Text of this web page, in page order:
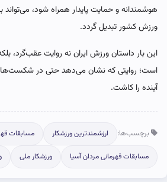
هوشمندانه و حمایت پایدار همراه شود،
ورزش کشور تبدیل گردد.
این بار داستان ورزش ایران نه روایت عقب‌گرد،
است؛ روایتی که نشان می‌دهد حتی در شکست‌ها
آینده را کاشت.
برچسب‌ها: ارزشمندترین ورزشکار مسابقات
مسابقات قهرمانی مردان آسیا ورزشکار ملی